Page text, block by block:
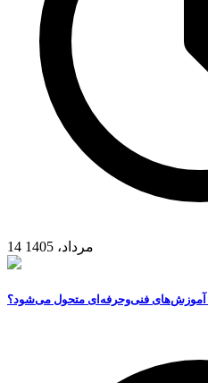
14 مرداد، 1405
آموزش‌های فنی‌وحرفه‌ای متحول می‌شود؟